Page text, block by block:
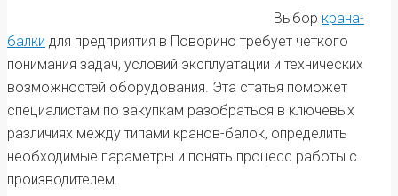
Выбор крана-
балки для предприятия в Поворино требует четкого
понимания задач, условий эксплуатации и технических
возможностей оборудования. Эта статья поможет
специалистам по закупкам разобраться в ключевых
различиях между типами кранов-балок, определить
необходимые параметры и понять процесс работы с
производителем.